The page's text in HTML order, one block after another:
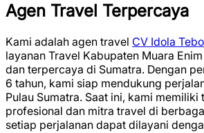
Agen Travel Terpercaya
Kami adalah agen travel CV Idola
layanan Travel Kabupaten Muara
dan terpercaya di Sumatra. Dengan
6 tahun, kami siap mendukung
Pulau Sumatra. Saat ini, kami memiliki
profesional dan mitra travel di
setiap perjalanan dapat dilayani